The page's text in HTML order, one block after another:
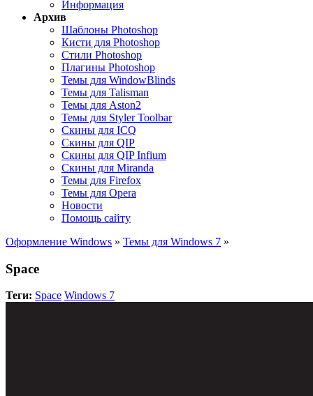
Информация
Архив
Шаблоны Photoshop
Кисти для Photoshop
Стили Photoshop
Плагины Photoshop
Темы для WindowBlinds
Темы для Talisman
Темы для Aston2
Темы для Styler Toolbar
Скины для ICQ
Скины для QIP
Скины для QIP Infium
Скины для Miranda
Темы для Firefox
Темы для Opera
Новости
Помощь сайту
Оформление Windows » Темы для Windows 7 »
Space
Теги: Space Windows 7